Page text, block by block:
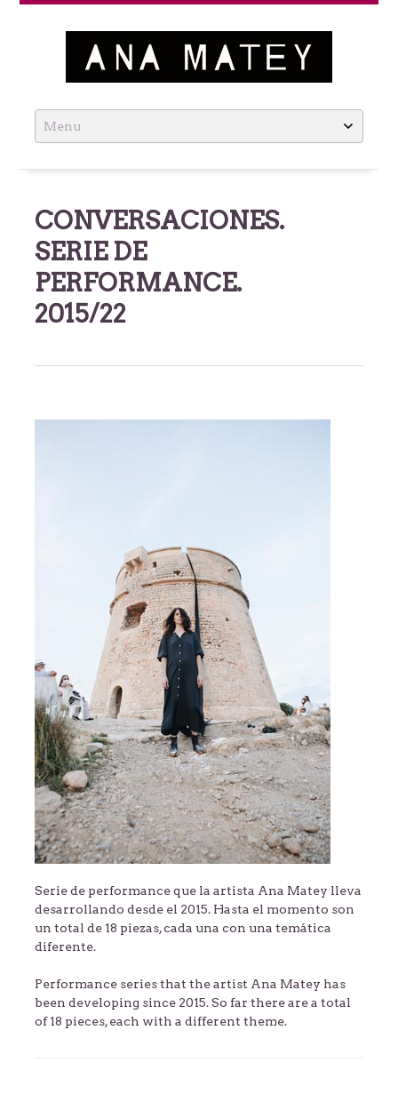
Skip
to
CONVERSACIONES.
SERIE DE
PERFORMANCE.
2015/22
Serie de performance que la artista Ana Matey lleva
desarrollando desde el 2015. Hasta el momento son
un total de 18 piezas, cada una con una temática
diferente.
Performance series that the artist Ana Matey has
been developing since 2015. So far there are a total
of 18 pieces, each with a different theme.